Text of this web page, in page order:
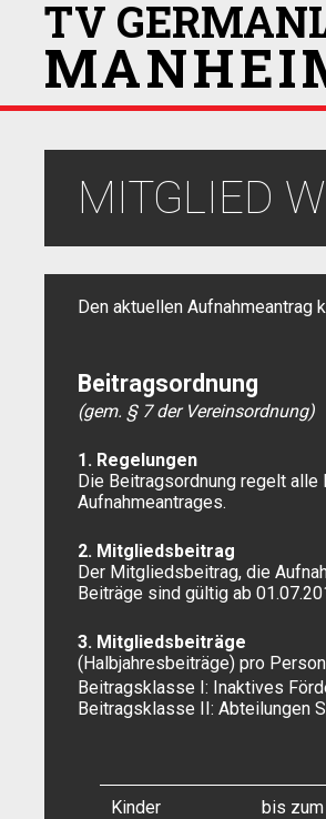
TV
MITGLIED
Den aktuellen Aufnahmeantrag
Beitragsordnung
(gem. § 7 der Vereinsordnung)
1. Regelungen
Die Beitragsordnung regelt alle
Aufnahmeantrages.
2. Mitgliedsbeitrag
Der Mitgliedsbeitrag, die
Beiträge sind gültig ab
3. Mitgliedsbeiträge
(Halbjahresbeiträge) pro
Beitragsklasse I: Inaktives
Beitragsklasse II: Abteilungen
Kinder bis